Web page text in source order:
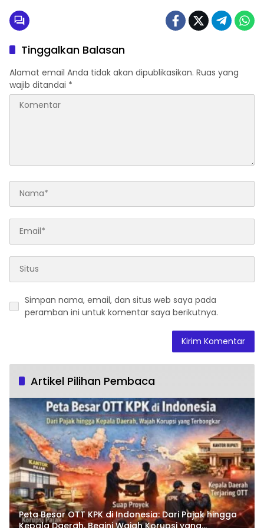
Tinggalkan Balasan
Alamat email Anda tidak akan dipublikasikan. Ruas yang
wajib ditandai *
Simpan nama, email, dan situs web saya pada
peramban ini untuk komentar saya berikutnya.
Artikel Pilihan Pembaca
Peta Besar OTT KPK di Indonesia: Dari Pajak hingga